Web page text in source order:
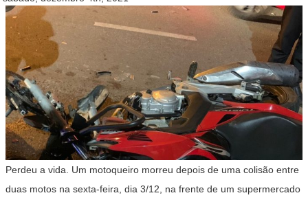
Perdeu a vida. Um motoqueiro morreu depois de uma colisão entre
duas motos na sexta-feira, dia 3/12, na frente de um supermercado